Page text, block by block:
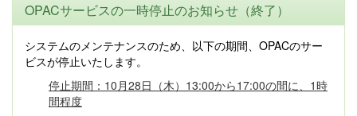
OPACサービスの一時停止のお知らせ（終了）
システムのメンテナンスのため、以下の期間、OPACのサー
ビスが停止いたします。
停止期間：10月28日（木）13:00から17:00の間に、1時
間程度